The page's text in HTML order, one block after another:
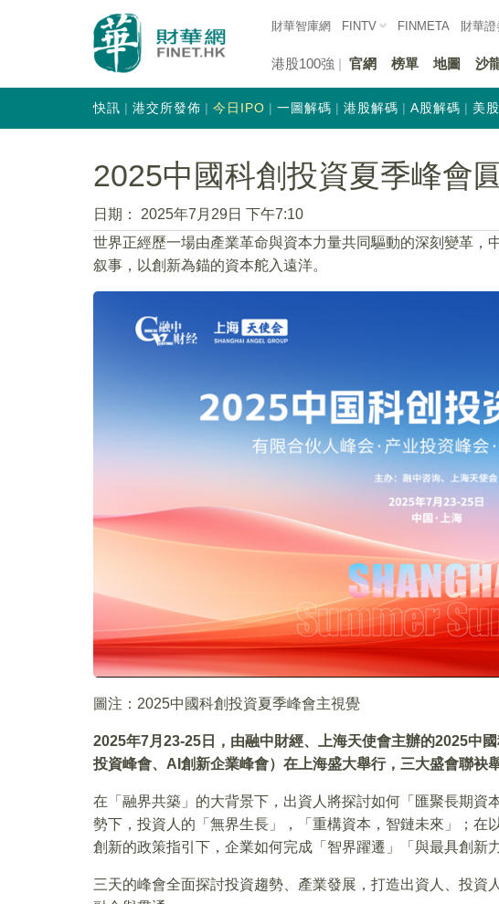
財華智庫網 FINTV FINMETA 財華證
港股100強 官網 榜單 地圖 沙
快訊 港交所發佈 今日IPO 一圖解碼 港股解碼 A股解碼 美
2025中國科創投資夏季峰會
日期：
2025年7月29日 下午7:10
世界正經歷一場由產業革命與資本力量共同驅動的深刻變革，
叙事，以創新為錨的資本舵入遠洋。
圖注：2025中國科創投資夏季峰會主視覺
2025年7月23-25日，由融中財經、上海天使會主辦的2025中
投資峰會、AI創新企業峰會）在上海盛大舉行，三大盛會聯袂
在「融界共築」的大背景下，出資人將探討如何「匯聚長期資
勢下，投資人的「無界生長」，「重構資本，智鏈未來」；在
創新的政策指引下，企業如何完成「智界躍遷」「與最具創新
三天的峰會全面探討投資趨勢、產業發展，打造出資人、投資